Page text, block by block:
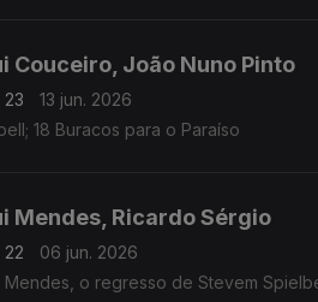
Couceiro, João Nuno Pinto
23
13 jun. 2026
18 Buracos para o Paraíso
Mendes, Ricardo Sérgio
22
06 jun. 2026
Mendes, o regresso de Stevem